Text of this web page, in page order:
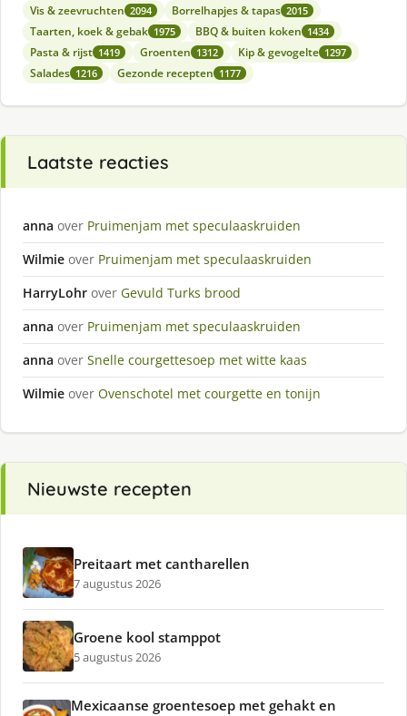
Vis & zeevruchten 2094 Borrelhapjes & tapas 2015
Taarten, koek & gebak 1975 BBQ & buiten koken 1434
Pasta & rijst 1419 Groenten 1312 Kip & gevogelte 1297
Salades 1216 Gezonde recepten 1177
Laatste reacties
anna over Pruimenjam met speculaaskruiden
Wilmie over Pruimenjam met speculaaskruiden
HarryLohr over Gevuld Turks brood
anna over Pruimenjam met speculaaskruiden
anna over Snelle courgettesoep met witte kaas
Wilmie over Ovenschotel met courgette en tonijn
Nieuwste recepten
Preitaart met cantharellen
7 augustus 2026
Groene kool stamppot
5 augustus 2026
Mexicaanse groentesoep met gehakt en